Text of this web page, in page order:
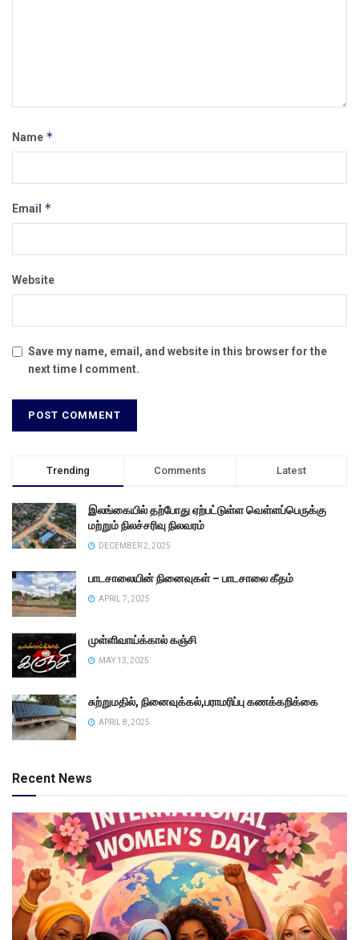
Name *
Email *
Website
Save my name, email, and website in this browser for the
next time I comment.
Trending Comments Latest
இலங்கையில் தற்போது ஏற்பட்டுள்ள வெள்ளப்பெருக்கு
மற்றும் நிலச்சரிவு நிலவரம்
DECEMBER 2, 2025
பாடசாலையின் நினைவுகள் – பாடசாலை கீதம்
APRIL 7, 2025
முள்ளிவாய்க்கால் கஞ்சி
MAY 13, 2025
சுற்றுமதில், நினைவுக்கல்,பராமரிப்பு கணக்கறிக்கை
APRIL 8, 2025
Recent News